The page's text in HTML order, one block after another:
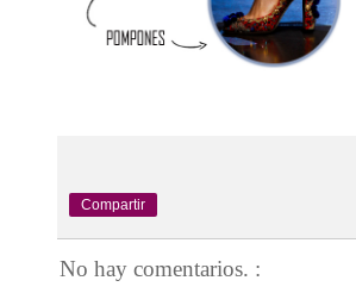
Compartir
No hay comentarios. :